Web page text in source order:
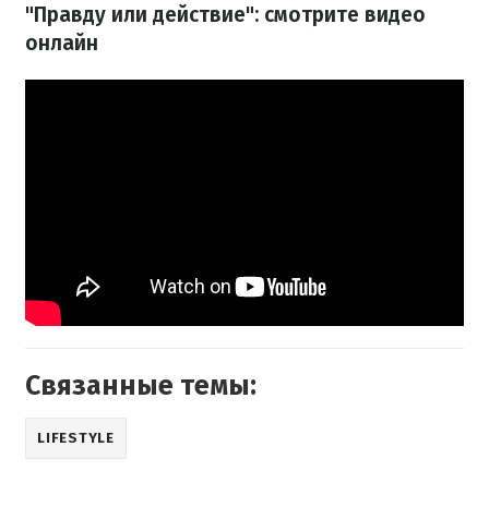
"Правду или действие": смотрите видео
онлайн
Связанные темы:
LIFESTYLE